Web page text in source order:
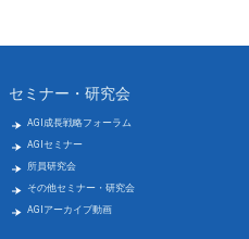
セミナー・研究会
AGI成長戦略フォーラム
AGIセミナー
所員研究会
その他セミナー・研究会
AGIアーカイブ動画